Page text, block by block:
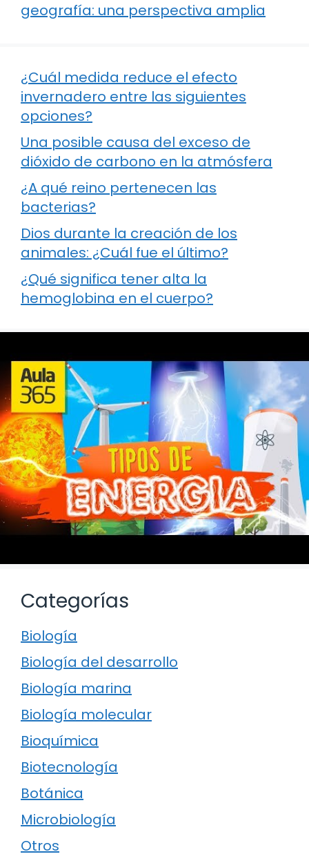
geografía: una perspectiva amplia
¿Cuál medida reduce el efecto
invernadero entre las siguientes
opciones?
Una posible causa del exceso de
dióxido de carbono en la atmósfera
¿A qué reino pertenecen las
bacterias?
Dios durante la creación de los
animales: ¿Cuál fue el último?
¿Qué significa tener alta la
hemoglobina en el cuerpo?
Categorías
Biología
Biología del desarrollo
Biología marina
Biología molecular
Bioquímica
Biotecnología
Botánica
Microbiología
Otros